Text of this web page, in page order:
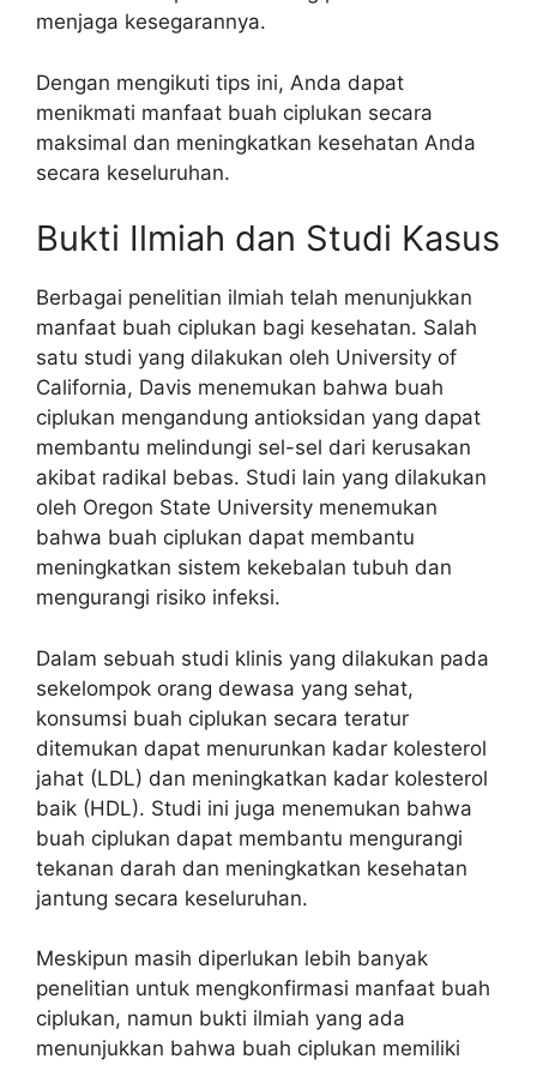
menjaga kesegarannya.
Dengan mengikuti tips ini, Anda dapat
menikmati manfaat buah ciplukan secara
maksimal dan meningkatkan kesehatan Anda
secara keseluruhan.
Bukti Ilmiah dan Studi Kasus
Berbagai penelitian ilmiah telah menunjukkan
manfaat buah ciplukan bagi kesehatan. Salah
satu studi yang dilakukan oleh University of
California, Davis menemukan bahwa buah
ciplukan mengandung antioksidan yang dapat
membantu melindungi sel-sel dari kerusakan
akibat radikal bebas. Studi lain yang dilakukan
oleh Oregon State University menemukan
bahwa buah ciplukan dapat membantu
meningkatkan sistem kekebalan tubuh dan
mengurangi risiko infeksi.
Dalam sebuah studi klinis yang dilakukan pada
sekelompok orang dewasa yang sehat,
konsumsi buah ciplukan secara teratur
ditemukan dapat menurunkan kadar kolesterol
jahat (LDL) dan meningkatkan kadar kolesterol
baik (HDL). Studi ini juga menemukan bahwa
buah ciplukan dapat membantu mengurangi
tekanan darah dan meningkatkan kesehatan
jantung secara keseluruhan.
Meskipun masih diperlukan lebih banyak
penelitian untuk mengkonfirmasi manfaat buah
ciplukan, namun bukti ilmiah yang ada
menunjukkan bahwa buah ciplukan memiliki